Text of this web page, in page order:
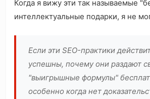
Когда я вижу эти так называемые
интеллектуальные подарки, я не
Если эти SEO-практики
успешны, почему они раздают
"выигрышные формулы"
особенно когда нет